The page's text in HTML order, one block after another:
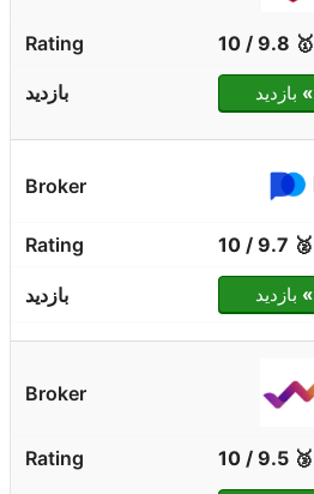
🥇 9.8 / 10
» بازدید
🥈 9.7 / 10
» بازدید
🥉 9.5 / 10